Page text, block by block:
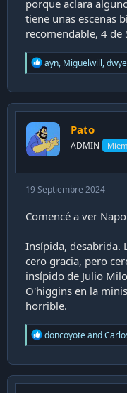
porque aclara
tiene unas escenas
recomendable, 4 de
R
e
c
t
o
n
s
ayn, Miguelwill,
Pato
ADMIN
19 Septiembre 2024
Comencé a ver
Insípida, desabrida.
cero gracia, pero
insípido de Julio
O'higgins en la
horrible.
R
e
c
t
doncoyoteand